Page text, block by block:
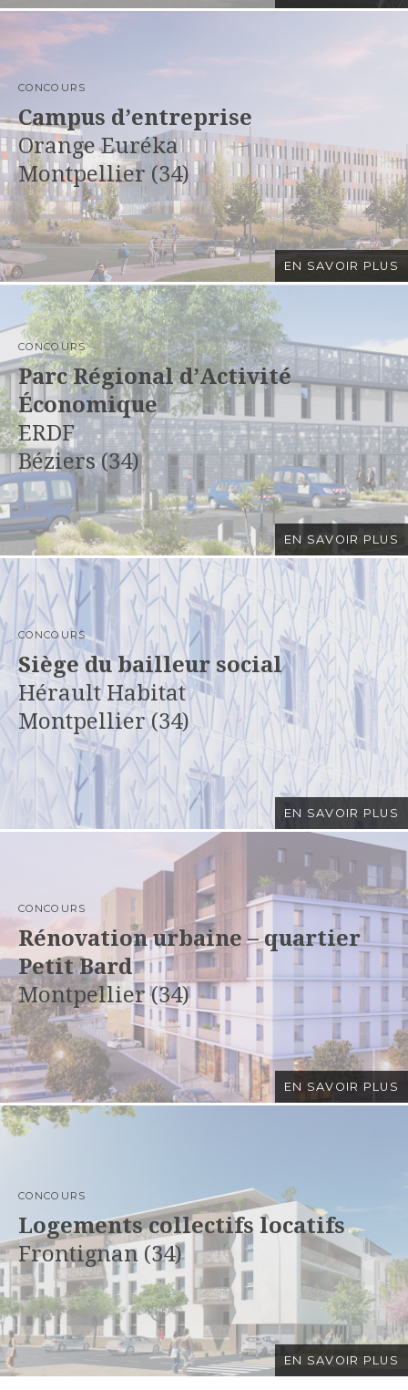
EN SAVOIR PLUS
CONCOURS
Campus d’entreprise
Orange Euréka
Montpellier (34)
EN SAVOIR PLUS
CONCOURS
Parc Régional d’Activité
Économique
ERDF
Béziers (34)
EN SAVOIR PLUS
CONCOURS
Siège du bailleur social
Hérault Habitat
Montpellier (34)
EN SAVOIR PLUS
CONCOURS
Rénovation urbaine – quartier
Petit Bard
Montpellier (34)
EN SAVOIR PLUS
CONCOURS
Logements collectifs locatifs
Frontignan (34)